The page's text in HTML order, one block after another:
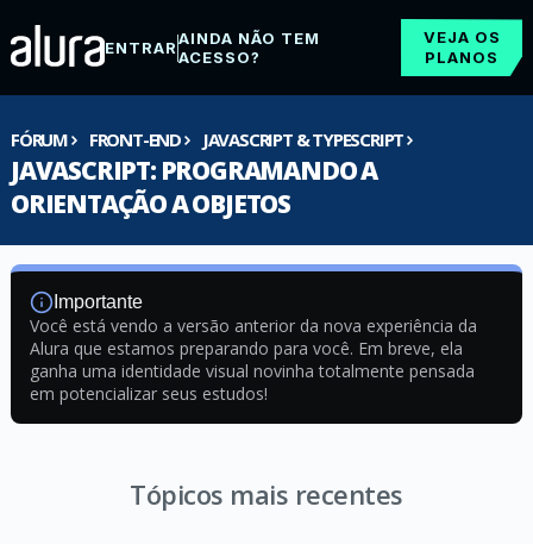
ENTRARAINDA NÃO TEM
ACESSO?
VEJA OS
PLANOS
FÓRUM FRONT-END JAVASCRIPT & TYPESCRIPT
JAVASCRIPT: PROGRAMANDO A
ORIENTAÇÃO A OBJETOS
Importante
Você está vendo a versão anterior da nova experiência da
Alura que estamos preparando para você. Em breve, ela
ganha uma identidade visual novinha totalmente pensada
em potencializar seus estudos!
Tópicos mais recentes